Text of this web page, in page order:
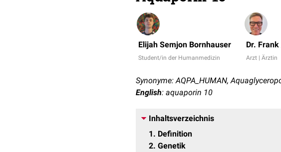
Elijah Semjon Bornhauser
Student/in der Humanmedizin
Dr.
Arzt | Ärztin
Synonyme: AQPA_HUMAN,
English: aquaporin 10
Inhaltsverzeichnis
1
Definition
2 Genetik